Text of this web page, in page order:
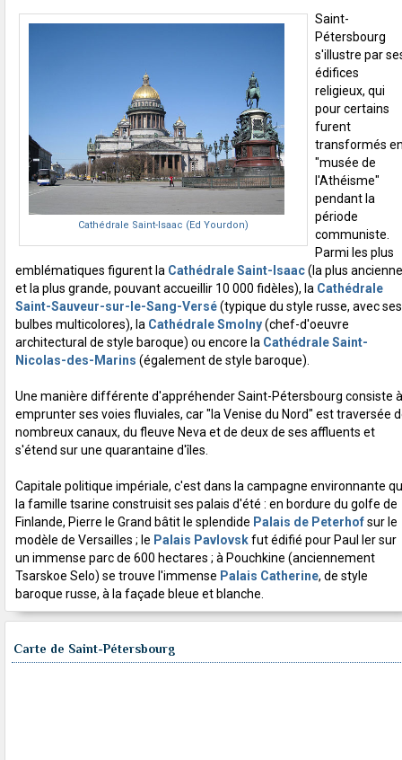
Cathédrale Saint-Isaac (Ed Yourdon)
Saint-
Pétersbourg
s'illustre par
édifices
religieux, qui
pour certains
furent
transformés
"musée de
l'Athéisme"
pendant la
période
communiste.
Parmi les plus
emblématiques figurent la Cathédrale Saint-Isaac(la plus ancienne
et la plus grande, pouvant accueillir 10 000 fidèles), la Cathédrale
Saint-Sauveur-sur-le-Sang-Versé(typique du style russe, avec ses
bulbes multicolores), la Cathédrale Smolny(chef-d'oeuvre
architectural de style baroque) ou encore la Cathédrale Saint-
Nicolas-des-Marins (également de style baroque).
Une manière différente d'appréhender Saint-Pétersbourg consiste à
emprunter ses voies fluviales, car "la Venise du Nord" est traversée
nombreux canaux, du fleuve Neva et de deux de ses affluents et
s'étend sur une quarantaine d'îles.
Capitale politique impériale, c'est dans la campagne environnante
la famille tsarine construisit ses palais d'été : en bordure du golfe de
Finlande, Pierre le Grand bâtit le splendide Palais de Peterhofsur le
modèle de Versailles ; le Palais Pavlovskfut édifié pour Paul Ier sur
un immense parc de 600 hectares ; à Pouchkine (anciennement
Tsarskoe Selo) se trouve l'immense Palais Catherine, de style
baroque russe, à la façade bleue et blanche.
Carte de Saint-Pétersbourg